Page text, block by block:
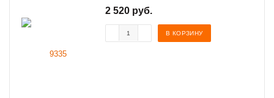
2 520 руб.
В КОРЗИНУ